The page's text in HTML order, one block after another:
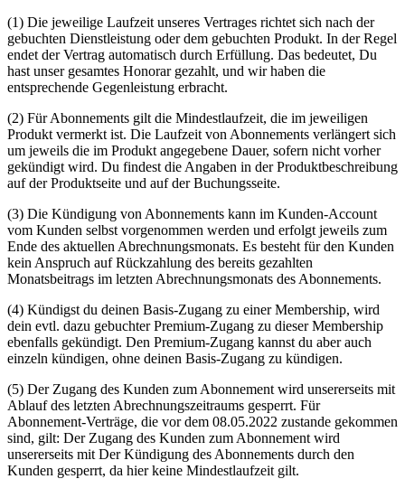
(1) Die jeweilige Laufzeit unseres Vertrages richtet sich nach der
gebuchten Dienstleistung oder dem gebuchten Produkt. In der Regel
endet der Vertrag automatisch durch Erfüllung. Das bedeutet, Du
hast unser gesamtes Honorar gezahlt, und wir haben die
entsprechende Gegenleistung erbracht.
(2) Für Abonnements gilt die Mindestlaufzeit, die im jeweiligen
Produkt vermerkt ist. Die Laufzeit von Abonnements verlängert sich
um jeweils die im Produkt angegebene Dauer, sofern nicht vorher
gekündigt wird. Du findest die Angaben in der Produktbeschreibung
auf der Produktseite und auf der Buchungsseite.
(3) Die Kündigung von Abonnements kann im Kunden-Account
vom Kunden selbst vorgenommen werden und erfolgt jeweils zum
Ende des aktuellen Abrechnungsmonats. Es besteht für den Kunden
kein Anspruch auf Rückzahlung des bereits gezahlten
Monatsbeitrags im letzten Abrechnungsmonats des Abonnements.
(4) Kündigst du deinen Basis-Zugang zu einer Membership, wird
dein evtl. dazu gebuchter Premium-Zugang zu dieser Membership
ebenfalls gekündigt. Den Premium-Zugang kannst du aber auch
einzeln kündigen, ohne deinen Basis-Zugang zu kündigen.
(5) Der Zugang des Kunden zum Abonnement wird unsererseits mit
Ablauf des letzten Abrechnungszeitraums gesperrt. Für
Abonnement-Verträge, die vor dem 08.05.2022 zustande gekommen
sind, gilt: Der Zugang des Kunden zum Abonnement wird
unsererseits mit Der Kündigung des Abonnements durch den
Kunden gesperrt, da hier keine Mindestlaufzeit gilt.